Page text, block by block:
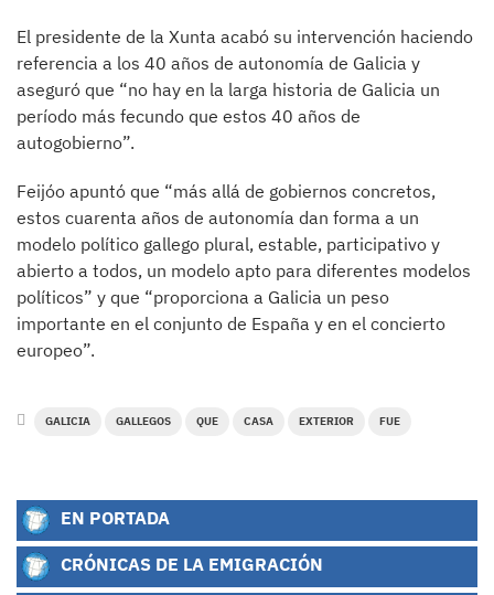
El presidente de la Xunta acabó su intervención haciendo
referencia a los 40 años de autonomía de Galicia y
aseguró que “no hay en la larga historia de Galicia un
período más fecundo que estos 40 años de
autogobierno”.
Feijóo apuntó que “más allá de gobiernos concretos,
estos cuarenta años de autonomía dan forma a un
modelo político gallego plural, estable, participativo y
abierto a todos, un modelo apto para diferentes modelos
políticos” y que “proporciona a Galicia un peso
importante en el conjunto de España y en el concierto
europeo”.
GALICIA GALLEGOS QUE CASA EXTERIOR FUE
EN PORTADA
CRÓNICAS DE LA EMIGRACIÓN